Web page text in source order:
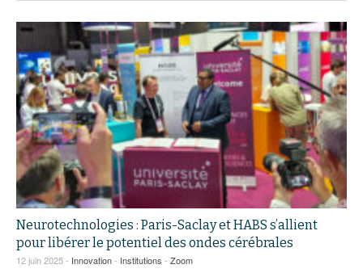
Neurotechnologies : Paris-Saclay et HABS s’allient
pour libérer le potentiel des ondes cérébrales
12 juin 2025 - Innovation- Institutions - Zoom